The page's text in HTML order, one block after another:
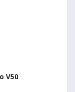
V50